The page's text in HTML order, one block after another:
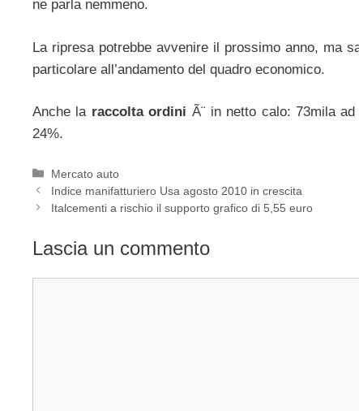
ne parla nemmeno.
La ripresa potrebbe avvenire il prossimo anno, ma
particolare all’andamento del quadro economico.
Anche la raccolta ordini Ã¨ in netto calo: 73mila
24%.
Categorie
Mercato auto
Indice manifatturiero Usa agosto 2010 in crescita
Italcementi a rischio il supporto grafico di 5,55 euro
Lascia un commento